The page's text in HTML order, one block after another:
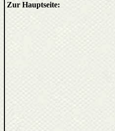
Zur Hauptseite: